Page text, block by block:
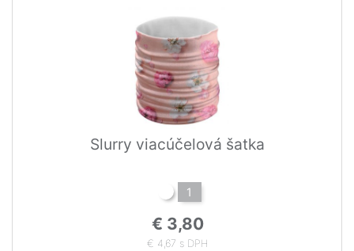
Slurry viacúčelová šatka
1
€ 3,80
€ 4,67 s DPH